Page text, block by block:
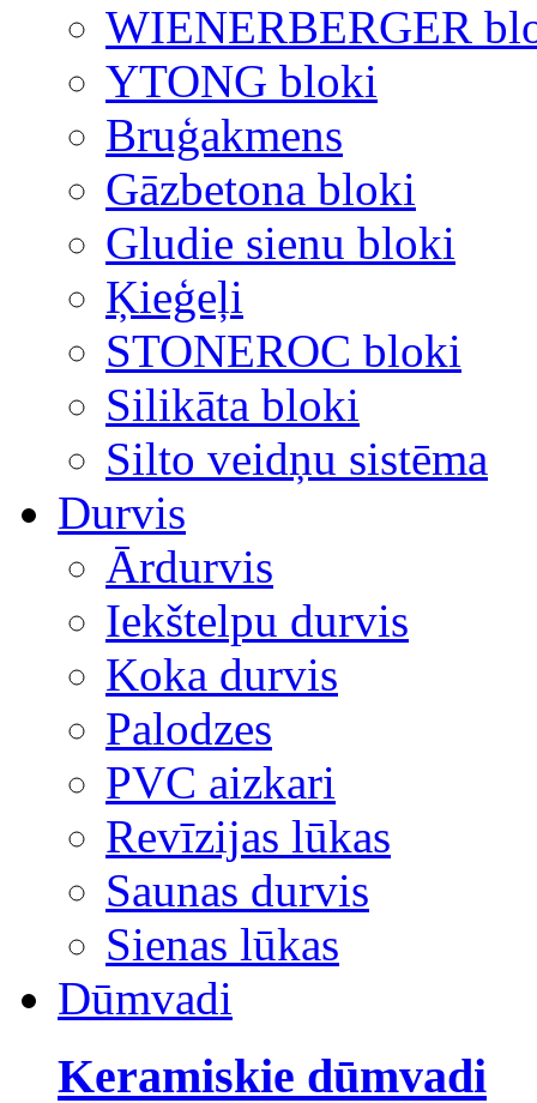
WIENERBERGER
YTONG bloki
Bruģakmens
Gāzbetona bloki
Gludie sienu bloki
Ķieģeļi
STONEROC bloki
Silikāta bloki
Silto veidņu sistēma
Durvis
Ārdurvis
Iekštelpu durvis
Koka durvis
Palodzes
PVC aizkari
Revīzijas lūkas
Saunas durvis
Sienas lūkas
Dūmvadi
Keramiskie dūmvadi